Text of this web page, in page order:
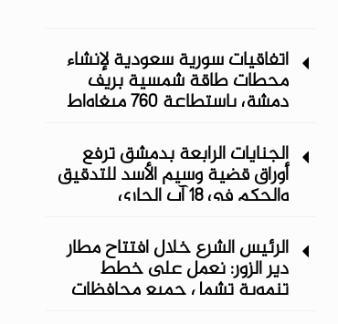
اتفاقيات سورية سعودية لإنشاء
محطات طاقة شمسية ‏بريف
دمشق باستطاعة 760 ميغاواط
الجنايات الرابعة بدمشق ترفع
أوراق قضية وسيم الأسد للتدقيق
والحكم في 18 آب الجاري
الرئيس الشرع خلال افتتاح مطار
دير الزور: نعمل على خطط
تنموية تشمل جميع محافظات